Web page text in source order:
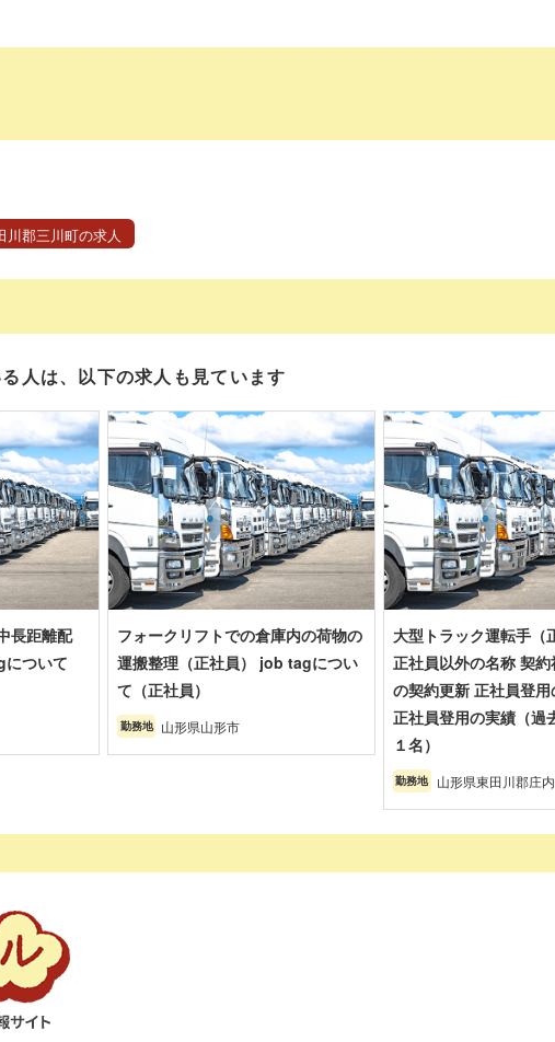
川郡三川町の求人
人は、以下の求人も見ています
長距離配
ついて
フォークリフトでの倉庫内の荷物の
運搬整理（正社員） job tagについ
て（正社員）
勤務地 山形県山形市
大型トラック運転手（
正社員以外の名称 契
の契約更新 正社員登用
正社員登用の実績（過
１名）
勤務地 山形県東田川郡庄